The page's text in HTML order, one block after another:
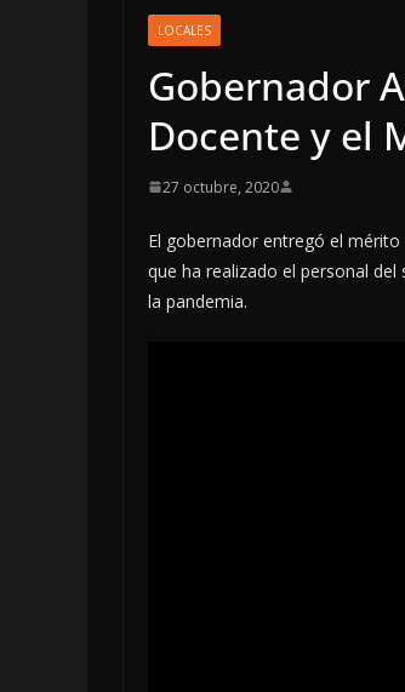
LOCALES
Gobernador
Docente y el
27 octubre, 2020
El gobernador entregó el
que ha realizado el personal
la pandemia.